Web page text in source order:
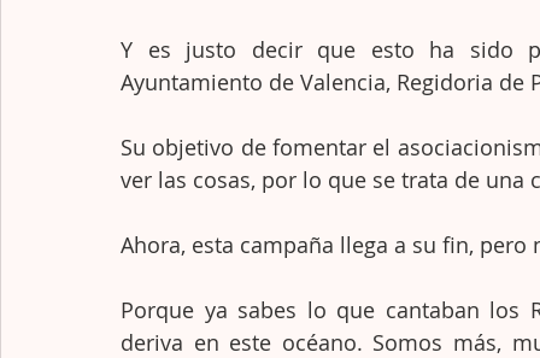
Y es justo decir que esto ha sido
Ayuntamiento de Valencia, Regidoria de
Su objetivo de fomentar el
ver las cosas, por lo que se trata de
Ahora, esta campaña llega a su fin,
Porque ya sabes lo que cantaban los
deriva en este océano. Somos más,